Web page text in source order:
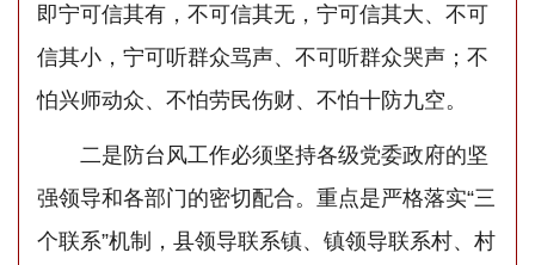
即宁可信其有，不可信其无，宁可信其大、不可
信其小，宁可听群众骂声、不可听群众哭声；不
怕兴师动众、不怕劳民伤财、不怕十防九空。
二是防台风工作必须坚持各级党委政府的坚
强领导和各部门的密切配合。重点是严格落实“三
个联系”机制，县领导联系镇、镇领导联系村、村